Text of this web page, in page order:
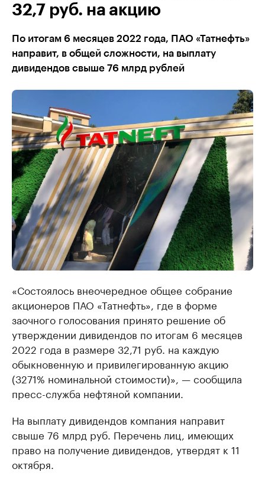
32,7 руб. на акцию
По итогам 6 месяцев 2022 года, ПАО «Татнефть»
направит, в общей сложности, на выплату
дивидендов свыше 76 млрд рублей
«Состоялось внеочередное общее собрание
акционеров ПАО «Татнефть», где в форме
заочного голосования принято решение об
утверждении дивидендов по итогам 6 месяцев
2022 года в размере 32,71 руб. на каждую
обыкновенную и привилегированную акцию
(3271% номинальной стоимости)», — сообщила
пресс-служба нефтяной компании.
На выплату дивидендов компания направит
свыше 76 млрд руб. Перечень лиц, имеющих
право на получение дивидендов, утвердят к 11
октября.